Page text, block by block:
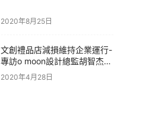
2020年8月25日
文創禮品店減損維持企業運行-
專訪o moon設計總監胡智杰先
生
2020年4月28日